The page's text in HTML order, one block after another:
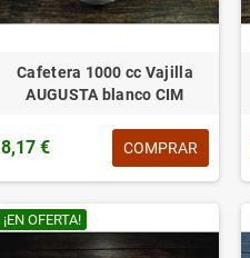
Cafetera 1000 cc Vajilla
AUGUSTA blanco CIM
8,17 € COMPRAR
¡EN OFERTA!